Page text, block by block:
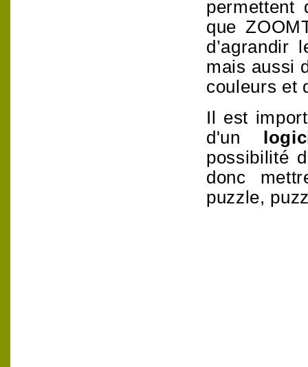
permettent
que
d’agrandir
mais aussi
couleurs et
Il est
d'un
possibilité
donc
puzzle,